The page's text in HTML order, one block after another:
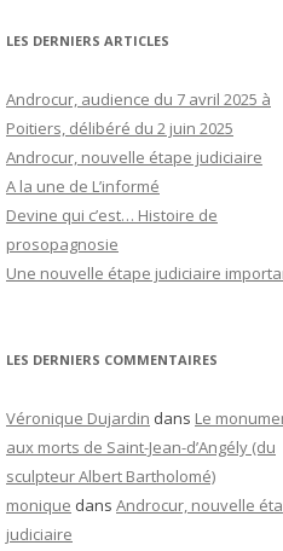
LES DERNIERS ARTICLES
Androcur, audience du 7 avril 2025 à
Poitiers, délibéré du 2 juin 2025
Androcur, nouvelle étape judiciaire
A la une de L’informé
Devine qui c’est… Histoire de
prosopagnosie
Une nouvelle étape judiciaire
LES DERNIERS COMMENTAIRES
Véronique Dujardin dans Le
aux morts de Saint-Jean-d’Angély (du
sculpteur Albert Bartholomé)
monique dans Androcur, nouvelle
judiciaire